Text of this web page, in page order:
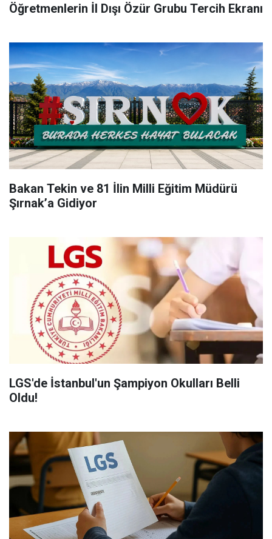
Öğretmenlerin İl Dışı Özür Grubu Tercih Ekranı
Bakan Tekin ve 81 İlin Milli Eğitim Müdürü
Şırnak’a Gidiyor
LGS'de İstanbul'un Şampiyon Okulları Belli
Oldu!